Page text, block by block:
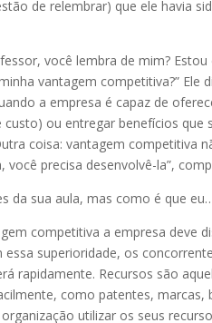
de relembrar) que ele havia
você lembra de mim?
vantagem competitiva?” Ele
a empresa é capaz de
ou entregar benefícios
coisa: vantagem competitiva
você precisa desenvolvê-la”,
da sua aula, mas como é que
competitiva a empresa deve
essa superioridade, os
rapidamente. Recursos são
como patentes, marcas,
utilizar os seus